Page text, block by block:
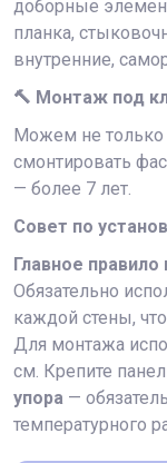
доборные
планка,
внутренние,
🔨 Монтаж под
Можем не только
смонтировать
— более 7 лет.
Совет по
Главное
Обязательно
каждой стены,
Для монтажа
см. Крепите
упора —
температурного